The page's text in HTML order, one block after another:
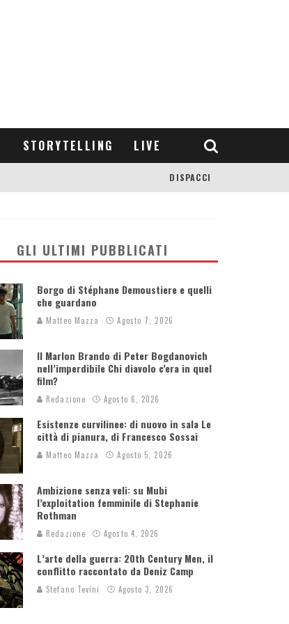
STORYTELLING LIVE
DISPACCI
GLI ULTIMI PUBBLICATI
Borgo di Stéphane Demoustiere e quelli
che guardano
Matteo Mazza Agosto 7, 2026
Il Marlon Brando di Peter Bogdanovich
nell’imperdibile Chi diavolo c’era in quel
film?
Redazione Agosto 6, 2026
Esistenze curvilinee: di nuovo in sala Le
città di pianura, di Francesco Sossai
Matteo Mazza Agosto 5, 2026
Ambizione senza veli: su Mubi
l’exploitation femminile di Stephanie
Rothman
Redazione Agosto 4, 2026
L’arte della guerra: 20th Century Men, il
conflitto raccontato da Deniz Camp
Stefano Tevini Agosto 3, 2026